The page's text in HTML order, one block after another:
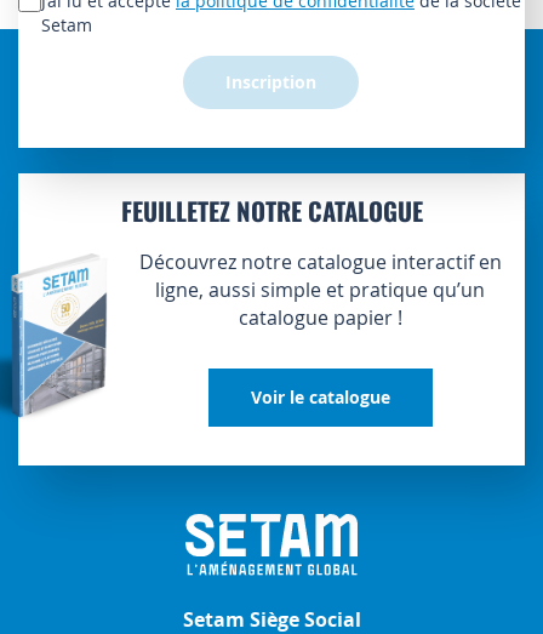
d’information
Setam
Inscription
FEUILLETEZ NOTRE CATALOGUE
Découvrez notre catalogue interactif en
ligne, aussi simple et pratique qu’un
catalogue papier !
Voir le catalogue
Setam Siège Social